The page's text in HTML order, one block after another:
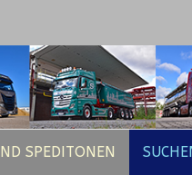
SPEDITONEN